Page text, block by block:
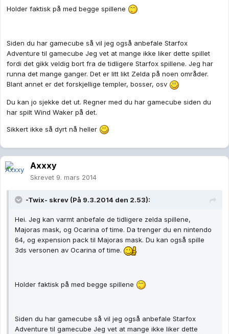
Holder faktisk på med begge spillene
Siden du har gamecube så vil jeg også anbefale Starfox
Adventure til gamecube Jeg vet at mange ikke liker dette spillet
fordi det gikk veldig bort fra de tidligere Starfox spillene. Jeg har
runna det mange ganger. Det er litt likt Zelda på noen områder.
Blant annet er det forskjellige templer, bosser, osv
Du kan jo sjekke det ut. Regner med du har gamecube siden du
har spilt Wind Waker på det.
Sikkert ikke så dyrt nå heller
Axxxy
Skrevet 9. mars 2014
-Twix- skrev (På 9.3.2014 den 2.53):
Hei. Jeg kan varmt anbefale de tidligere zelda spillene,
Majoras mask, og Ocarina of time. Da trenger du en nintendo
64, og expension pack til Majoras mask. Du kan også spille
3ds versonen av Ocarina of time.
Holder faktisk på med begge spillene
Siden du har gamecube så vil jeg også anbefale Starfox
Adventure til gamecube Jeg vet at mange ikke liker dette